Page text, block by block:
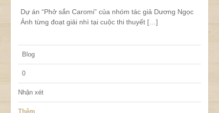
Dự án “Phở sắn Caromi” của nhóm tác giả Dương Ngọc
Ảnh từng đoạt giải nhì tại cuộc thi thuyết […]
Blog
0
Nhận xét
Thêm